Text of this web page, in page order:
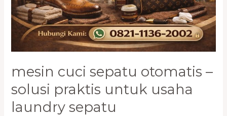
mesin cuci sepatu otomatis –
solusi praktis untuk usaha
laundry sepatu
Usaha
Laundry
Sepatu